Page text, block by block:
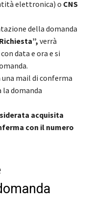
elettronica) o CNS
della domanda
verrà
data e ora e si
mail di conferma
la domanda
acquisita
con il numero